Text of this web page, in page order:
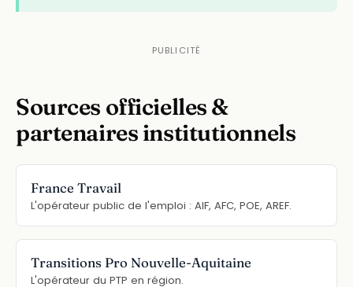
Sources officielles &
partenaires institutionnels
France Travail
L'opérateur public de l'emploi : AIF, AFC, POE, AREF.
Transitions Pro Nouvelle-Aquitaine
L'opérateur du PTP en région.